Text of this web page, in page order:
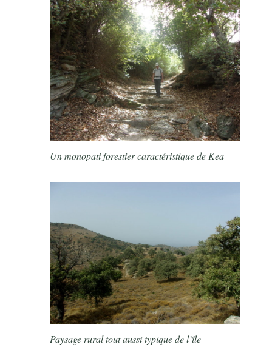
Un monopati forestier caractéristique de Kea
Paysage rural tout aussi typique de l’île